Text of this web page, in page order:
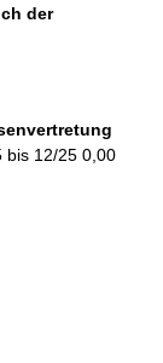
der
bis 12/25 0,00